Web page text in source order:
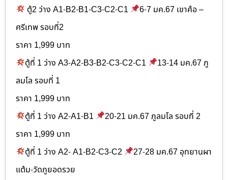
ตู้2 ว่าง A1-B2-B1-C3-C2-C1
6-7 มค.67 เขาค้อ –
ศรีเทพ รอบที่2
ราคา 1,999 บาท
ตู้ที่ 1 ว่าง A3-A2-B3-B2-C3-C2-C1
13-14 มค.67 ภู
ลมโล รอบที่ 1
ราคา 1,999 บาท
ตู้ที่ 1 ว่าง A2-A1-B1
20-21 มค.67 ภูลมโล รอบที่ 2
ราคา 1,999 บาท
ตู้ที่ 1 ว่าง A2- A1-B2-C3-C2
27-28 มค.67 อุทยานผา
แต้ม-วัดภูยอดรวย